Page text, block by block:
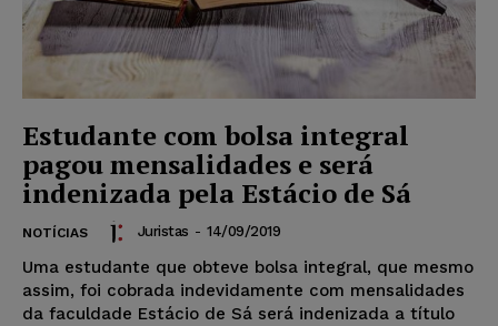
Estudante com bolsa integral
pagou mensalidades e será
indenizada pela Estácio de Sá
NOTÍCIAS Juristas - 14/09/2019
Uma estudante que obteve bolsa integral, que mesmo
assim, foi cobrada indevidamente com mensalidades
da faculdade Estácio de Sá será indenizada a título